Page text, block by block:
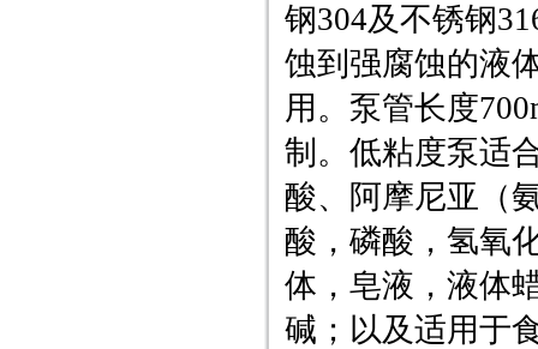
钢304及不锈钢
蚀到强腐蚀的液
用。泵管长度
制。低粘度泵适
酸、阿摩尼亚（
酸，磷酸，氢氧
体，皂液，液体
碱；以及适用于